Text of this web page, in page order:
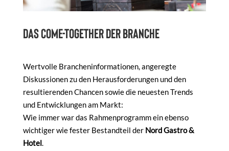
Das Come-Together der Branche
Wertvolle Brancheninformationen, angeregte
Diskussionen zu den Herausforderungen und den
resultierenden Chancen sowie die neuesten Trends
und Entwicklungen am Markt:
Wie immer war das Rahmenprogramm ein ebenso
wichtiger wie fester Bestandteil der Nord Gastro &
Hotel.